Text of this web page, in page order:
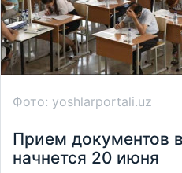
Фото: yoshlarportali.uz
Прием документов
начнется 20 июня